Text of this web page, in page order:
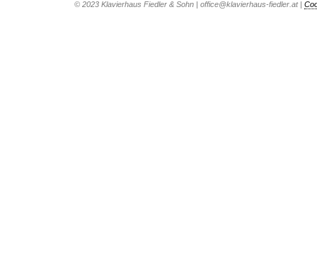
© 2023 Klavierhaus Fiedler & Sohn | office@klavierhaus-fiedler.at |